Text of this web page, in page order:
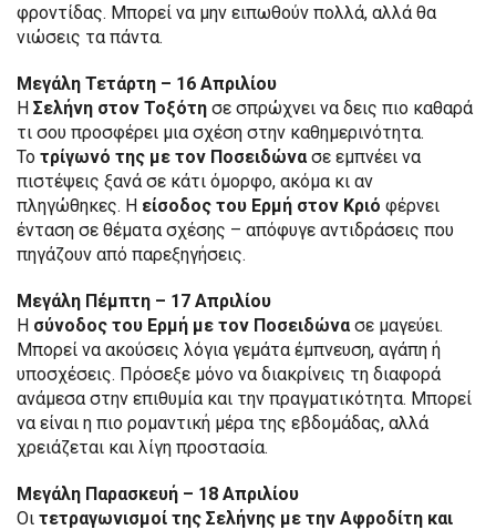
φροντίδας. Μπορεί να μην ειπωθούν πολλά, αλλά θα
νιώσεις τα πάντα.
Μεγάλη Τετάρτη – 16 Απριλίου
Η Σελήνη στον Τοξότη σε σπρώχνει να δεις πιο καθαρά
τι σου προσφέρει μια σχέση στην καθημερινότητα.
Το τρίγωνό της με τον Ποσειδώνασε εμπνέει να
πιστέψεις ξανά σε κάτι όμορφο, ακόμα κι αν
πληγώθηκες. Η είσοδος του Ερμή στον Κριό φέρνει
ένταση σε θέματα σχέσης – απόφυγε αντιδράσεις που
πηγάζουν από παρεξηγήσεις.
Μεγάλη Πέμπτη – 17 Απριλίου
Η σύνοδος του Ερμή με τον Ποσειδώνασε μαγεύει.
Μπορεί να ακούσεις λόγια γεμάτα έμπνευση, αγάπη ή
υποσχέσεις. Πρόσεξε μόνο να διακρίνεις τη διαφορά
ανάμεσα στην επιθυμία και την πραγματικότητα. Μπορεί
να είναι η πιο ρομαντική μέρα της εβδομάδας, αλλά
χρειάζεται και λίγη προστασία.
Μεγάλη Παρασκευή – 18 Απριλίου
Οι τετραγωνισμοί της Σελήνης με την Αφροδίτη και